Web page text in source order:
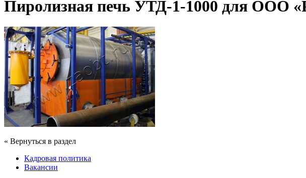
Пиролизная печь УТД-1-1000 для ООО
« Вернуться в раздел
Кадровая политика
Вакансии